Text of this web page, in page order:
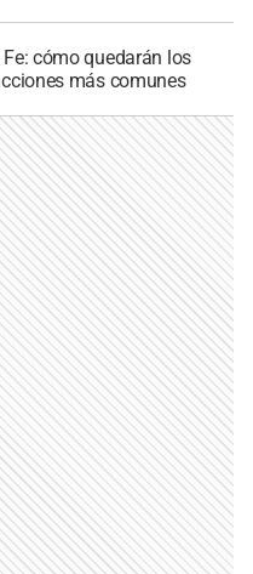
cómo quedarán los
más comunes